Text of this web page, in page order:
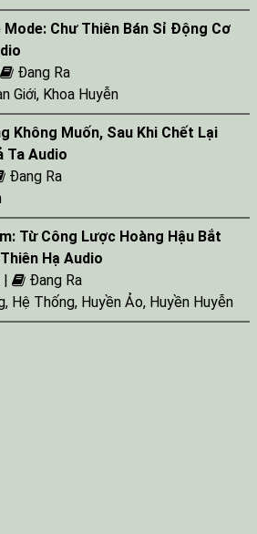
Chư Thiên Bán Sỉ Động Cơ
Đang Ra
Giới, Khoa Huyễn
Không Muốn, Sau Khi Chết Lại
Ta Audio
Đang Ra
Từ Công Lược Hoàng Hậu Bắt
Hạ Audio
|
Đang Ra
, Hệ Thống, Huyền Ảo, Huyền Huyễn